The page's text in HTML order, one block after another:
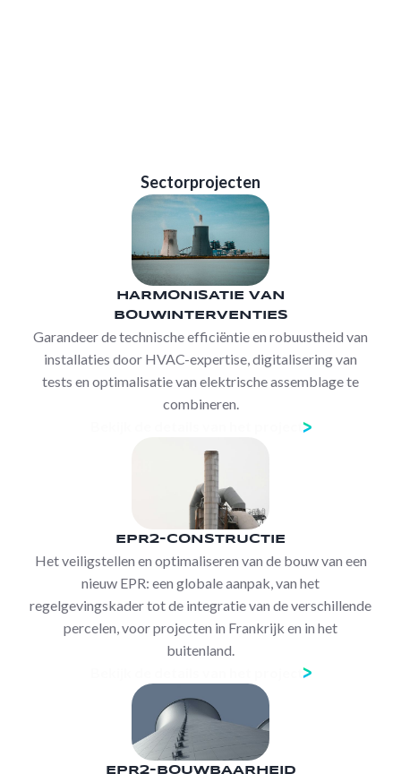
Sectorprojecten
HARMONISATIE VAN
BOUWINTERVENTIES
Garandeer de technische efficiëntie en robuustheid van
installaties door HVAC-expertise, digitalisering van
tests en optimalisatie van elektrische assemblage te
combineren.
EPR2-CONSTRUCTIE
Het veiligstellen en optimaliseren van de bouw van een
nieuw EPR: een globale aanpak, van het
regelgevingskader tot de integratie van de verschillende
percelen, voor projecten in Frankrijk en in het
buitenland.
EPR2-BOUWBAARHEID